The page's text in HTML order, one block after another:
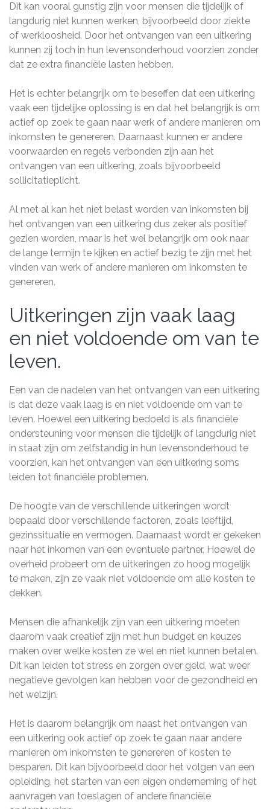
Dit kan vooral gunstig zijn voor mensen die tijdelijk of
langdurig niet kunnen werken, bijvoorbeeld door ziekte
of werkloosheid. Door het ontvangen van een uitkering
kunnen zij toch in hun levensonderhoud voorzien zonder
dat ze extra financiële lasten hebben.
Het is echter belangrijk om te beseffen dat een uitkering
vaak een tijdelijke oplossing is en dat het belangrijk is om
actief op zoek te gaan naar werk of andere manieren om
inkomsten te genereren. Daarnaast kunnen er andere
voorwaarden en regels verbonden zijn aan het
ontvangen van een uitkering, zoals bijvoorbeeld
sollicitatieplicht.
Al met al kan het niet belast worden van inkomsten bij
het ontvangen van een uitkering dus zeker als positief
gezien worden, maar is het wel belangrijk om ook naar
de lange termijn te kijken en actief bezig te zijn met het
vinden van werk of andere manieren om inkomsten te
genereren.
Uitkeringen zijn vaak laag
en niet voldoende om van te
leven.
Een van de nadelen van het ontvangen van een uitkering
is dat deze vaak laag is en niet voldoende om van te
leven. Hoewel een uitkering bedoeld is als financiële
ondersteuning voor mensen die tijdelijk of langdurig niet
in staat zijn om zelfstandig in hun levensonderhoud te
voorzien, kan het ontvangen van een uitkering soms
leiden tot financiële problemen.
De hoogte van de verschillende uitkeringen wordt
bepaald door verschillende factoren, zoals leeftijd,
gezinssituatie en vermogen. Daarnaast wordt er gekeken
naar het inkomen van een eventuele partner. Hoewel de
overheid probeert om de uitkeringen zo hoog mogelijk
te maken, zijn ze vaak niet voldoende om alle kosten te
dekken.
Mensen die afhankelijk zijn van een uitkering moeten
daarom vaak creatief zijn met hun budget en keuzes
maken over welke kosten ze wel en niet kunnen betalen.
Dit kan leiden tot stress en zorgen over geld, wat weer
negatieve gevolgen kan hebben voor de gezondheid en
het welzijn.
Het is daarom belangrijk om naast het ontvangen van
een uitkering ook actief op zoek te gaan naar andere
manieren om inkomsten te genereren of kosten te
besparen. Dit kan bijvoorbeeld door het volgen van een
opleiding, het starten van een eigen onderneming of het
aanvragen van toeslagen of andere financiële